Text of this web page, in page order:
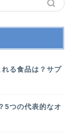
る食品は？サプ
5つの代表的なオ